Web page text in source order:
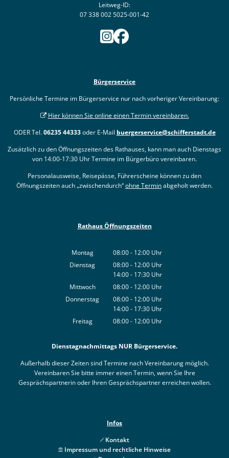
Leitweg-ID:
07 338 002 5025-001-42
Bürgerservice
Persönliche Termine im Bürgerservice nur nach vorheriger Vereinbarung:
Hier können Sie online einen Termin vereinbaren.
ODER Tel.06235 44333oder E-Mail buergerservice@schifferstadt.de
Zusätzlich zu den Öffnungszeiten des Rathauses, kann man auch Dienstags
von 14:00-17:30 Uhr Termine im Bürgerbüro vereinbaren.
Personalausweise, Reisepässe, Führerscheine können zu den
Öffnungszeiten auch „zwischendurch“ohne Terminabgeholt werden.
Rathaus Öffnungszeiten
Montag 08:00- 12:00 Uhr
Von 08:00 bis 12:00 Uhr
Dienstag 08:00- 12:00 Uhr
Von 08:00 bis 12:00 Uhr
14:00- 17:30 Uhr
Von 14:00 bis 17:30 Uhr
Mittwoch 08:00- 12:00 Uhr
Von 08:00 bis 12:00 Uhr
Donnerstag 08:00- 12:00 Uhr
Von 08:00 bis 12:00 Uhr
14:00- 17:30 Uhr
Von 14:00 bis 17:30 Uhr
Freitag 08:00- 12:00 Uhr
Dienstagnachmittags NUR Bürgerservice.
Außerhalb dieser Zeiten sind Termine nach Vereinbarung möglich.
Vereinbaren Sie bitte immer einen Termin, wenn Sie Ihre
Gesprächspartnerin oder Ihren Gesprächspartner erreichen wollen.
Infos
Kontakt
Impressum und rechtliche Hinweise